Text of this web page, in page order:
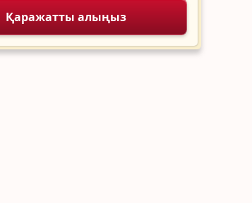
Қаражатты алыңыз